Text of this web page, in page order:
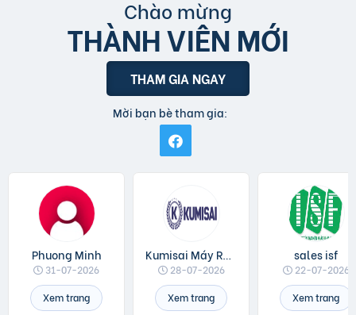
Chào mừng
THÀNH VIÊN MỚI
THAM GIA NGAY
Mời bạn bè tham gia:
Phuong Minh
31-07-2026
Xem trang
Kumisai Máy Rửa Xe
28-07-2026
Xem trang
sales isf
22-07-2026
Xem trang